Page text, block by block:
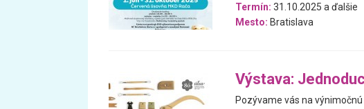
Termín: 31.10.2025 a ďalšie
Mesto: Bratislava
Výstava:
Pozývame vás na